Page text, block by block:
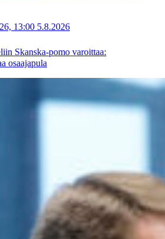
13:00 5.8.2026
Skanska-pomo varoittaa:
osaajapula